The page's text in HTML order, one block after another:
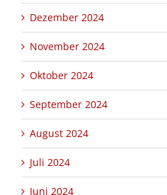
Dezember 2024
November 2024
Oktober 2024
September 2024
August 2024
Juli 2024
Juni 2024